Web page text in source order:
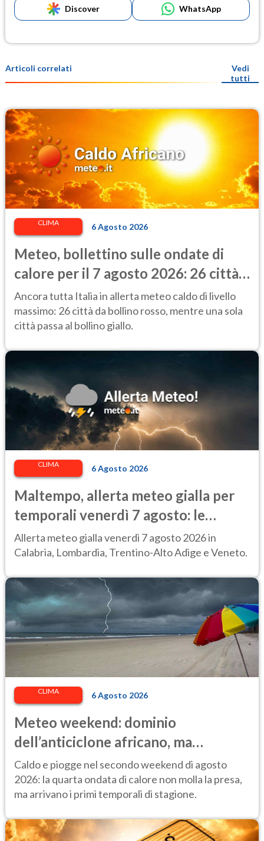
Discover WhatsApp
Articoli correlati
Vedi
tutti
CLIMA 6 Agosto 2026
Meteo, bollettino sulle ondate di
calore per il 7 agosto 2026: 26 città
da bollino rosso in Italia
Ancora tutta Italia in allerta meteo caldo di livello
massimo: 26 città da bollino rosso, mentre una sola
città passa al bollino giallo.
CLIMA 6 Agosto 2026
Maltempo, allerta meteo gialla per
temporali venerdì 7 agosto: le
regioni colpite
Allerta meteo gialla venerdì 7 agosto 2026 in
Calabria, Lombardia, Trentino-Alto Adige e Veneto.
CLIMA 6 Agosto 2026
Meteo weekend: dominio
dell’anticiclone africano, ma
attenzione ai temporali intensi. Le
previsioni
Caldo e piogge nel secondo weekend di agosto
2026: la quarta ondata di calore non molla la presa,
ma arrivano i primi temporali di stagione.